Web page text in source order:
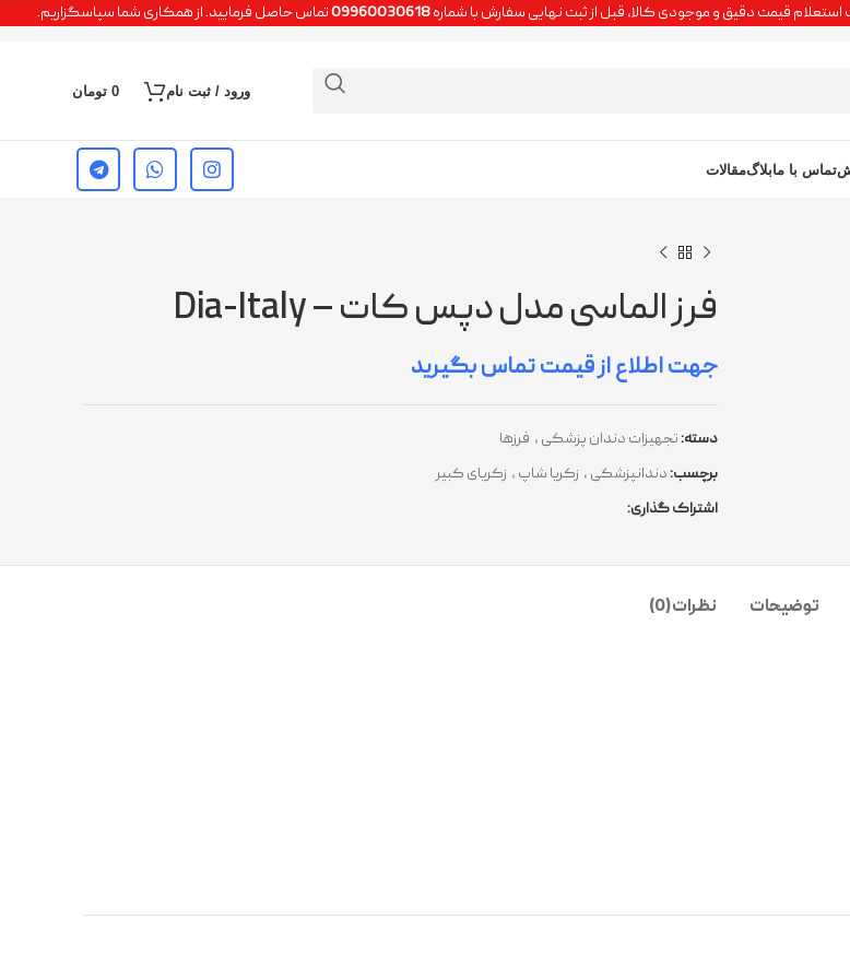
قیمت دقیق و موجودی کالا، قبل از ثبت نهایی سفارش با شماره09960030618تماس حاصل فرمایید. از همکاری شما سپاسگزاریم.
ورود / ثبت نام 0 تومان
تماس با مابلاگمقالات
فرز الماسی مدل دپس کات – Dia-Italy
دسته:تجهیزات دندان پزشکی , فرزها
برچسب:دندانپزشکی , زکریا شاپ , زکریای کبیر
اشتراک گذاری:
توضیحات نظرات (0)